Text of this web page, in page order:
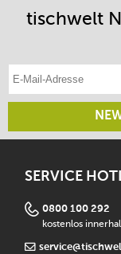
tischwelt
SERVICE
0800 100 292
kostenlos